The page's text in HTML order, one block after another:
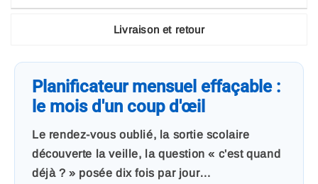
Livraison et retour
Planificateur mensuel effaçable :
le mois d'un coup d'œil
Le rendez-vous oublié, la sortie scolaire
découverte la veille, la question « c'est quand
déjà ? » posée dix fois par jour…